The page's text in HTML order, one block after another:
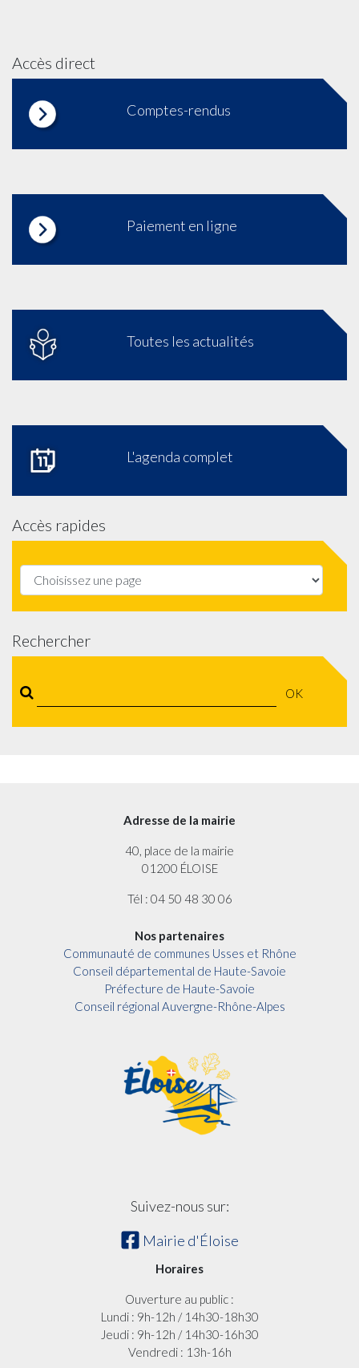
Accès direct
Comptes-rendus
Paiement en ligne
Toutes les actualités
L'agenda complet
Accès rapides
Rechercher
OK
Adresse de la mairie
40, place de la mairie
01200 ÉLOISE
Tél : 04 50 48 30 06
Nos partenaires
Communauté de communes Usses et Rhône
Conseil départemental de Haute-Savoie
Préfecture de Haute-Savoie
Conseil régional Auvergne-Rhône-Alpes
Suivez-nous sur:
Mairie d'Éloise
Horaires
Ouverture au public :
Lundi : 9h-12h / 14h30-18h30
Jeudi : 9h-12h / 14h30-16h30
Vendredi : 13h-16h